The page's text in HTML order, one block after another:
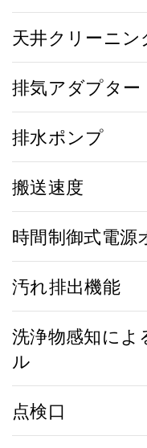
天井クリーニン
排気アダプター
排水ポンプ
搬送速度
時間制御式電源
汚れ排出機能
洗浄物感知によ
ル
点検口